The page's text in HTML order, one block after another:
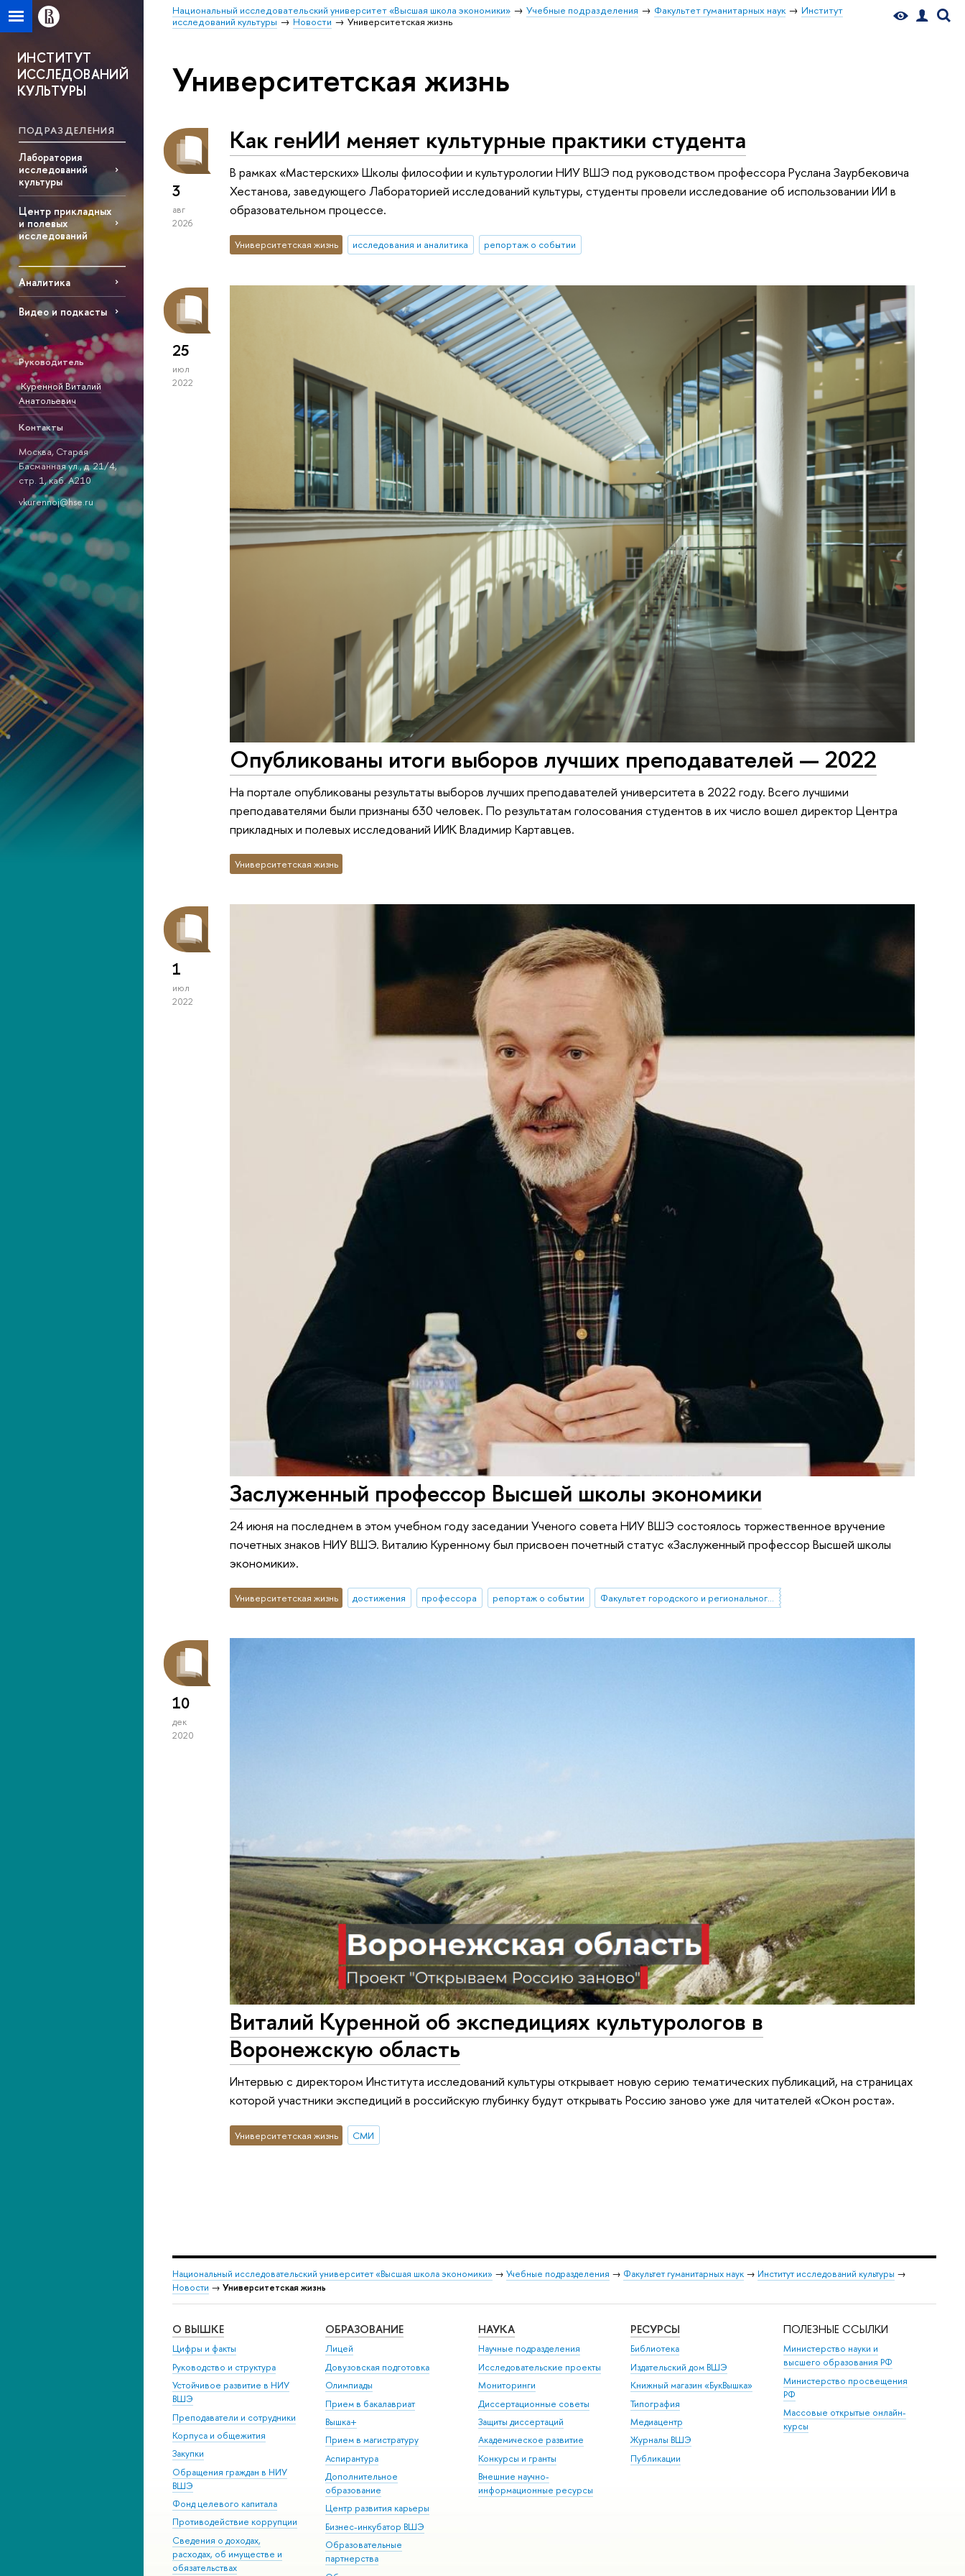
Национальный исследовательский университет «Высшая школа экономики» Учебные подразделения Факультет гуманитарных наук
Институт
исследований культуры
Новости Университетская жизнь
ИНСТИТУТ
ИССЛЕДОВАНИЙ
КУЛЬТУРЫ
ПОДРАЗДЕЛЕНИЯ
Лаборатория
исследований
культуры
Центр прикладных
и полевых
исследований
Аналитика
Видео и подкасты
Руководитель
Куренной Виталий
Анатольевич
Контакты
Москва, Старая
Басманная ул., д. 21/4,
стр. 1, каб. А210
vkurennoj@hse.ru
Университетская жизнь
3
авг
2026
Как генИИ меняет культурные практики студента
В рамках «Мастерских» Школы философии и культурологии НИУ ВШЭ под руководством профессора Руслана Заурбековича
Хестанова, заведующего Лабораторией исследований культуры, студенты провели исследование об использовании ИИ в
образовательном процессе.
Университетская жизнь исследования и аналитика репортаж о событии
25
июл
2022
Опубликованы итоги выборов лучших преподавателей — 2022
На портале опубликованы результаты выборов лучших преподавателей университета в 2022 году. Всего лучшими
преподавателями были признаны 630 человек. По результатам голосования студентов в их число вошел директор Центра
прикладных и полевых исследований ИИК Владимир Картавцев.
Университетская жизнь
1
июл
2022
Заслуженный профессор Высшей школы экономики
24 июня на последнем в этом учебном году заседании Ученого совета НИУ ВШЭ состоялось торжественное вручение
почетных знаков НИУ ВШЭ. Виталию Куренному был присвоен почетный статус «Заслуженный профессор Высшей школы
экономики».
Университетская жизнь достижения профессора репортаж о событии Факультет городского и регионального развития
10
дек
2020
Виталий Куренной об экспедициях культурологов в
Воронежскую область
Интервью с директором Института исследований культуры открывает новую серию тематических публикаций, на страницах
которой участники экспедиций в российскую глубинку будут открывать Россию заново уже для читателей «Окон роста».
Университетская жизнь СМИ
Национальный исследовательский университет «Высшая школа экономики» → Учебные подразделения → Факультет гуманитарных наук → Институт исследований культуры →
Новости → Университетская жизнь
О ВЫШКЕ
Цифры и факты
Руководство и структура
Устойчивое развитие в НИУ
ВШЭ
Преподаватели и сотрудники
Корпуса и общежития
Закупки
Обращения граждан в НИУ
ВШЭ
Фонд целевого капитала
Противодействие коррупции
Сведения о доходах,
расходах, об имуществе и
обязательствах
ОБРАЗОВАНИЕ
Лицей
Довузовская подготовка
Олимпиады
Прием в бакалавриат
Вышка+
Прием в магистратуру
Аспирантура
Дополнительное
образование
Центр развития карьеры
Бизнес-инкубатор ВШЭ
Образовательные
партнерства
НАУКА
Научные подразделения
Исследовательские проекты
Мониторинги
Диссертационные советы
Защиты диссертаций
Академическое развитие
Конкурсы и гранты
Внешние научно-
информационные ресурсы
РЕСУРСЫ
Библиотека
Издательский дом ВШЭ
Книжный магазин «БукВышка»
Типография
Медиацентр
Журналы ВШЭ
Публикации
ПОЛЕЗНЫЕ ССЫЛКИ
Министерство науки и
высшего образования РФ
Министерство просвещения
РФ
Массовые открытые онлайн-
курсы